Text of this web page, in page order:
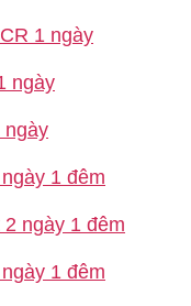
1 ngày
ngày
ngày
1 đêm
ngày 1 đêm
1 đêm